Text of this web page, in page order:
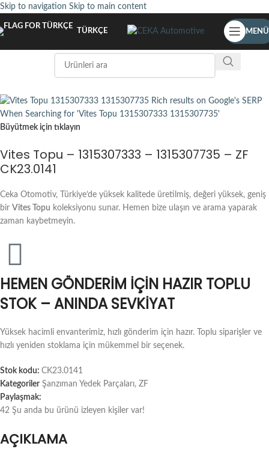
Skip to navigation Skip to main content
TÜRKÇE MENÜ
Büyütmek için tıklayın
Vites Topu – 1315307333 – 1315307735 – ZF
CK23.0141
Ceka Otomotiv, Türkiye’de yüksek kalitede üretilmiş, değeri yüksek, geniş
bir Vites Topu koleksiyonu sunar. Hemen bize ulaşın ve arama yaparak
zaman kaybetmeyin.
HEMEN GÖNDERIM İÇIN HAZIR TOPLU
STOK – ANINDA SEVKIYAT
Yüksek hacimli envanterimiz, hızlı gönderim için hazır. Toplu siparişler ve
hızlı yeniden stoklama için mükemmel bir seçenek.
Stok kodu: CK23.0141
Kategoriler Şanzıman Yedek Parçaları, ZF
Paylaşmak:
42 Şu anda bu ürünü izleyen kişiler var!
AÇIKLAMA